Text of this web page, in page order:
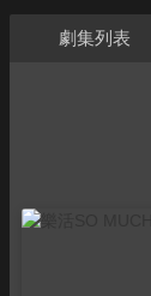
劇集列表